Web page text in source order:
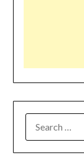
FOR: